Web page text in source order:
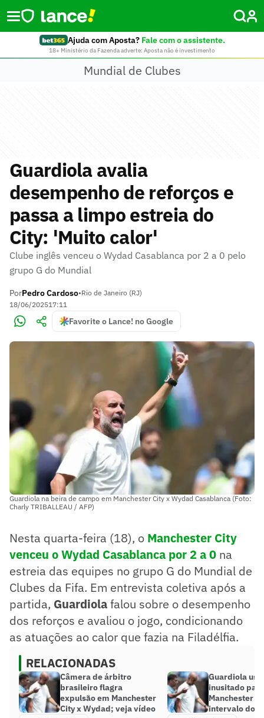
Ajuda com Aposta? Fale com o assistente.
18+ Ministério da Fazenda adverte: Aposta não é investimento
Mundial de Clubes
Guardiola avalia
desempenho de reforços e
passa a limpo estreia do
City: 'Muito calor'
Clube inglês venceu o Wydad Casablanca por 2 a 0 pelo
grupo G do Mundial
PorPedro Cardoso•Rio de Janeiro (RJ)
18/06/202517:11
Favorite o Lance! no Google
Guardiola na beira de campo em Manchester City x Wydad Casablanca (Foto:
Charly TRIBALLEAU / AFP)
Nesta quarta-feira (18), o Manchester City
venceu o Wydad Casablanca por 2 a 0 na
estreia das equipes no grupo G do Mundial de
Clubes da Fifa. Em entrevista coletiva após a
partida, Guardiolafalou sobre o desempenho
dos reforços e avaliou o jogo, condicionando
as atuações ao calor que fazia na Filadélfia.
RELACIONADAS
Câmera de árbitro
brasileiro flagra
expulsão em Manchester
City x Wydad; veja vídeo
Guardiola
inusitado
Manchester
intervalo do